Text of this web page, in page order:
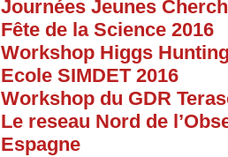
Journées Jeunes
Fête de la Science 2016
Workshop Higgs
Ecole SIMDET 2016
Workshop du GDR
Le reseau Nord de
Espagne